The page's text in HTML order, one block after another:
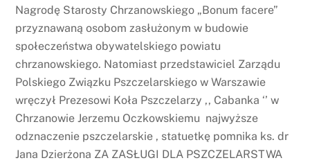
Nagrodę Starosty Chrzanowskiego „Bonum facere”
przyznawaną osobom zasłużonym w budowie
społeczeństwa obywatelskiego powiatu
chrzanowskiego. Natomiast przedstawiciel Zarządu
Polskiego Związku Pszczelarskiego w Warszawie
wręczył Prezesowi Koła Pszczelarzy ,, Cabanka ‘’ w
Chrzanowie Jerzemu Oczkowskiemu najwyższe
odznaczenie pszczelarskie , statuetkę pomnika ks. dr
Jana Dzierżona ZA ZASŁUGI DLA PSZCZELARSTWA